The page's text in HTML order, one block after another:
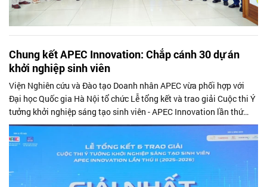
Chung kết APEC Innovation: Chắp cánh 30 dự án
khởi nghiệp sinh viên
Viện Nghiên cứu và Đào tạo Doanh nhân APEC vừa phối hợp với
Đại học Quốc gia Hà Nội tổ chức Lễ tổng kết và trao giải Cuộc thi Ý
tưởng khởi nghiệp sáng tạo sinh viên - APEC Innovation lần thứ
hai.